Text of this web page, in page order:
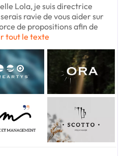
Lola, je suis directrice
ravie de vous aider sur
de propositions afin de
tout le texte